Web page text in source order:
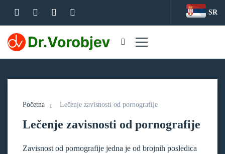
SR
Početna Lečenje zavisnosti od pornografije
Lečenje zavisnosti od pornografije
Zavisnost od pornografije jedna je od brojnih posledica